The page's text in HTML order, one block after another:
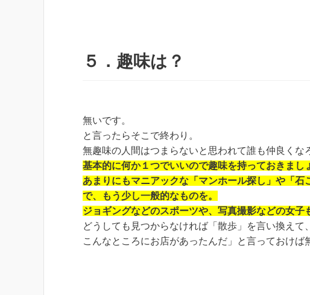
５．趣味は？
無いです。
と言ったらそこで終わり。
無趣味の人間はつまらないと思われて誰も仲良くな
基本的に何か１つでいいので趣味を持っておきまし
あまりにもマニアックな「マンホール探し」や「
で、もう少し一般的なものを。
ジョギングなどのスポーツや、写真撮影などの女子
どうしても見つからなければ「散歩」を言い換えて
こんなところにお店があったんだ」と言っておけば